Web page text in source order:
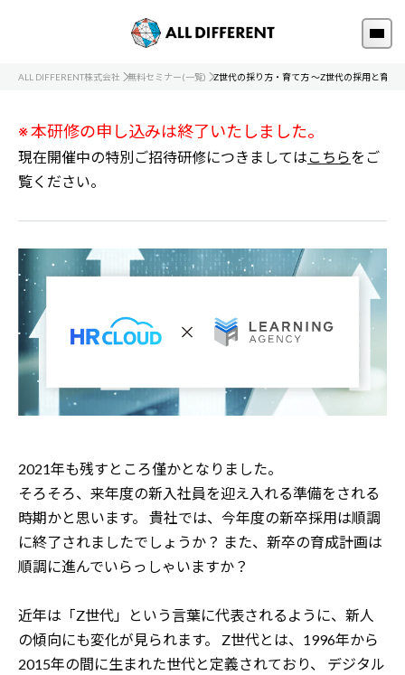
ALL DIFFERENT株式会社 無料セミナー(一覧) Z世代の採り方・育て方 ～Z世代の採用と育成
※ 本研修の申し込みは終了いたしました。
現在開催中の特別ご招待研修につきましてはこちらをご
覧ください。
2021年も残すところ僅かとなりました。
そろそろ、来年度の新入社員を迎え入れる準備をされる
時期かと思います。 貴社では、今年度の新卒採用は順調
に終了されましたでしょうか？ また、新卒の育成計画は
順調に進んでいらっしゃいますか？
近年は「Z世代」という言葉に代表されるように、新人
の傾向にも変化が見られます。 Z世代とは、1996年から
2015年の間に生まれた世代と定義されており、 デジタル